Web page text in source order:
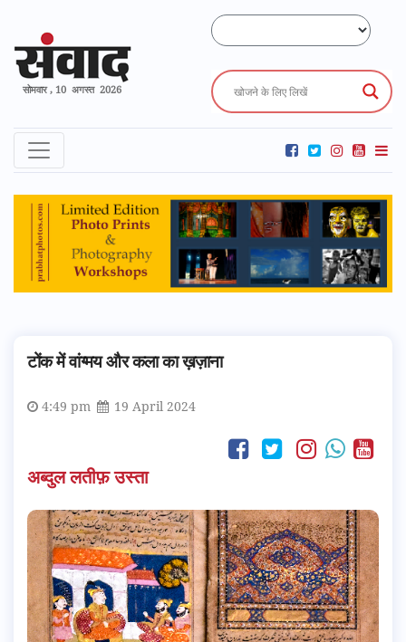
सोमवार , 10 अगस्त 2026
टोंक में वांग्मय और कला का ख़ज़ाना
4:49 pm 19 April 2024
अब्दुल लतीफ़ उस्ता